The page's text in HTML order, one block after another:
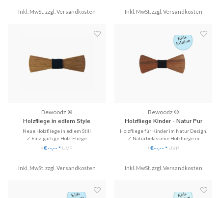
Inkl. MwSt. zzgl. Versandkosten
✓ Stilvoll & Nachhaltig
Inkl. MwSt. zzgl. Versandkosten
Bewoodz ®
Holzfliege in edlem Style
Neue Holzfliege in edlem Stil!
✓ Einzigartige Holz-Fliege
✓ Handgefertigt aus Echtholz
✓ Stilvoll & Nachhaltig
♥ Gratis Versand
*€--,-- * UVP
Inkl. MwSt. zzgl. Versandkosten
Bewoodz ®
Holzfliege Kinder - Natur Pur
Holzfliege für Kinder im Natur Design.
✓ Naturbelassene Holzfliege in
Kindergröße.
✓ Passt auch sehr gut zu gemusterten
✓ Mit Liebe handgefertigt!
*€--,-- * UVP
Inkl. MwSt. zzgl. Versandkosten